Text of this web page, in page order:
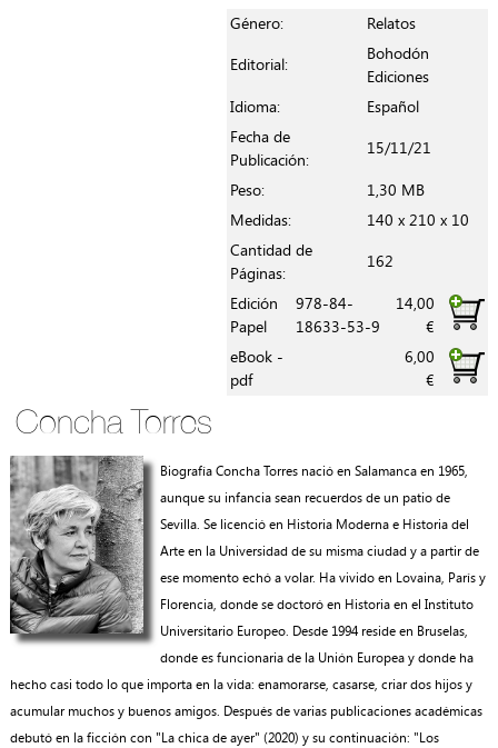
Género: Relatos
Editorial:
Bohodón
Ediciones
Idioma:
Español
Fecha de
Publicación:
15/11/21
Peso:
1,30 MB
Medidas:
140 x 210 x 10
Cantidad de
Páginas:
162
Edición
Papel
978-84-
18633-53-9
14,00
€
eBook -
pdf
6,00
€
Concha Torres
Biografía Concha Torres nació en Salamanca en 1965,
aunque su infancia sean recuerdos de un patio de
Sevilla. Se licenció en Historia Moderna e Historia del
Arte en la Universidad de su misma ciudad y a partir de
ese momento echó a volar. Ha vivido en Lovaina, París y
Florencia, donde se doctoró en Historia en el Instituto
Universitario Europeo. Desde 1994 reside en Bruselas,
donde es funcionaria de la Unión Europea y donde ha
hecho casi todo lo que importa en la vida: enamorarse, casarse, criar dos hijos y
acumular muchos y buenos amigos. Después de varias publicaciones académicas
debutó en la ficción con "La chica de ayer" (2020) y su continuación: "Los